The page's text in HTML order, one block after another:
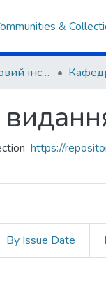
&
Навчально-науковий інститут історії, права та міжнародних відносин
https://
By Issue Date